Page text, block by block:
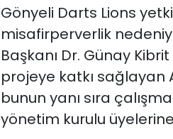
Gönyeli Darts Lions
misafirperverlik
Başkanı Dr. Günay
projeye katkı sağlayan
bunun yanı sıra
yönetim kurulu